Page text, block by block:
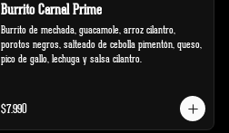
Burrito Carnal Prime
Burrito de mechada, guacamole, arroz cilantro,
porotos negros, salteado de cebolla pimentón, queso,
pico de gallo, lechuga y salsa cilantro.
$7.990